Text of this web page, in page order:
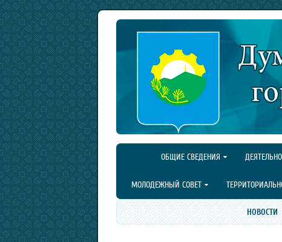
ОБЩИЕ СВЕДЕНИЯ
МОЛОДЕЖНЫЙ СОВЕТ
НОВОСТИ